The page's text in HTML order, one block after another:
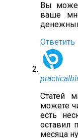
Вы
ваше
Ответить
Статей
можете
есть
оставил
месяца